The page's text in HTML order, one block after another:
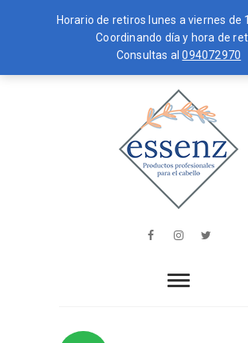
Horario de retiros lunes a viernes de
Coordinando día y hora de
Consultas al094072970
to
essenz
EL CABELLO
FacebookInstagram